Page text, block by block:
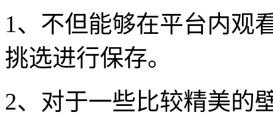
1、不但能够在平台内观
挑选进行保存。
2、对于一些比较精美的